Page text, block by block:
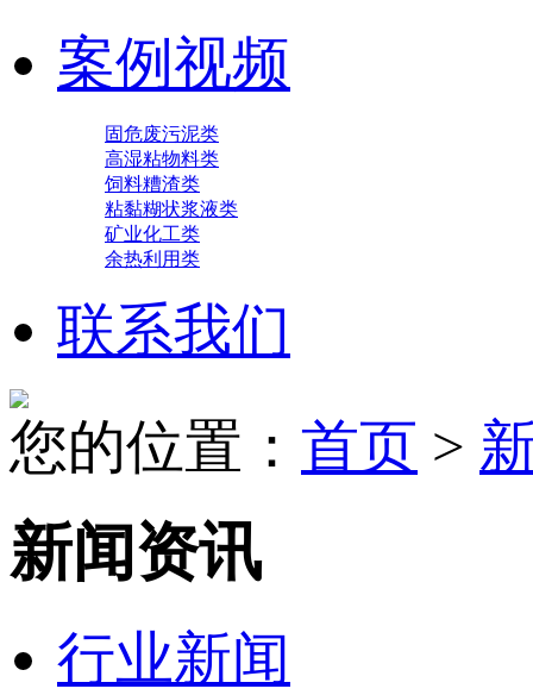
案例视频
固危废污泥类
高湿粘物料类
饲料糟渣类
粘黏糊状浆液类
矿业化工类
余热利用类
联系我们
您的位置： 首页 >
新闻资讯
行业新闻